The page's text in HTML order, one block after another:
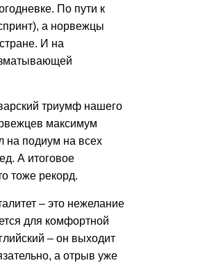
По пути к
а норвежцы
И на
триумф нашего
максимум
на подиум на всех
А итоговое
тоже рекорд.
– это нежелание
для комфортной
– он выходит
а отрыв уже